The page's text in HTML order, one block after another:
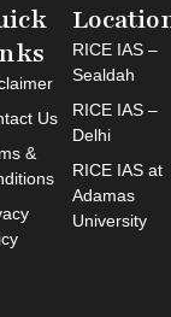
Us
&
RICE IAS –
Sealdah
RICE IAS –
Delhi
RICE IAS at
Adamas
University